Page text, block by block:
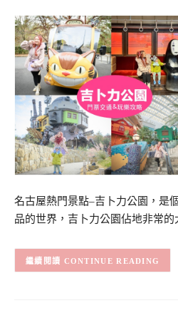
名古屋熱門景點–吉卜力公園，是
品的世界，吉卜力公園佔地非常
CONTINUE READING